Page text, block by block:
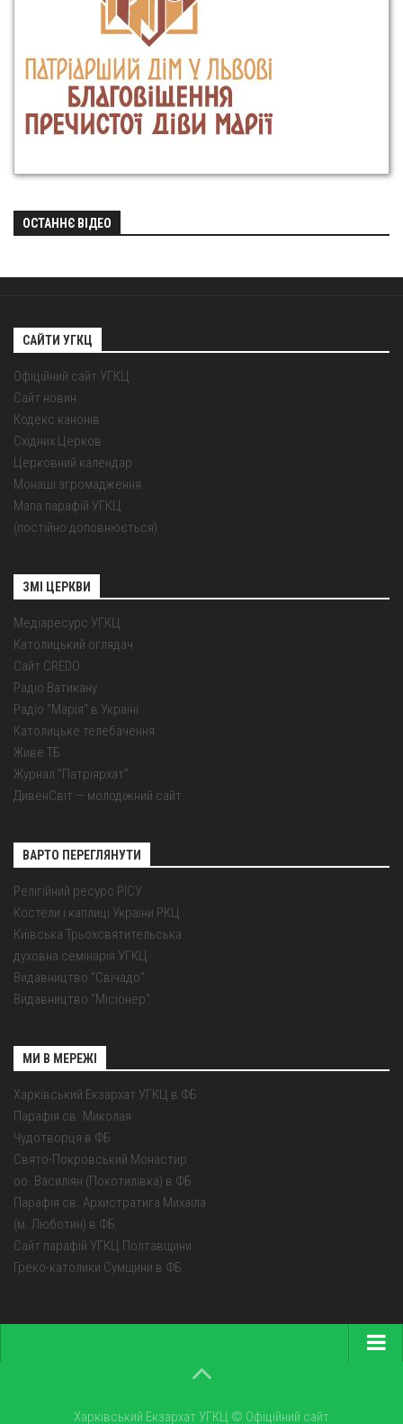
ОСТАННЄ ВІДЕО
САЙТИ УГКЦ
Офіційний сайт УГКЦ
Сайт новин
Кодекс канонів
Східних Церков
Церковний календар
Монаші згромадження
Мапа парафій УГКЦ
(постійно доповнюється)
ЗМІ ЦЕРКВИ
Медіаресурс УГКЦ
Католицький оглядач
Сайт CREDO
Радіо Ватикану
Радіо "Марія" в Україні
Католицьке телебачення
Живе ТБ
Журнал "Патріярхат"
ДивенСвіт — молодіжний сайт
ВАРТО ПЕРЕГЛЯНУТИ
Релігійний ресурс РІСУ
Костели і каплиці України РКЦ
Київська Трьохсвятительська
духовна семінарія УГКЦ
Видавництво "Свічадо"
Видавництво "Місіонер"
МИ В МЕРЕЖІ
Харківський Екзархат УГКЦ в ФБ
Парафія св. Миколая
Чудотворця в ФБ
Свято-Покровський Монастир
оо. Василіян (Покотилівка) в ФБ
Парафія св. Архистратига Михаїла
(м. Люботин) в ФБ
Сайт парафій УГКЦ Полтавщини
Греко-католики Сумщини в ФБ
Про екзархатХарківський Екзархат УГКЦ © Офіційний сайт